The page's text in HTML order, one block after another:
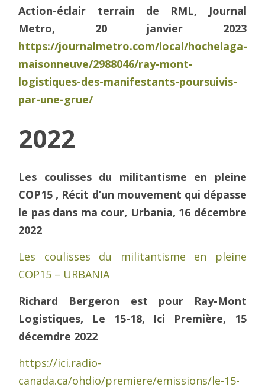
Action-éclair terrain de RML, Journal
Metro, 20 janvier 2023
https://journalmetro.com/local/hochelaga-
maisonneuve/2988046/ray-mont-
logistiques-des-manifestants-poursuivis-
par-une-grue/
2022
Les coulisses du militantisme en pleine
COP15 , Récit d’un mouvement qui dépasse
le pas dans ma cour, Urbania, 16 décembre
2022
Les coulisses du militantisme en pleine
COP15 – URBANIA
Richard Bergeron est pour Ray-Mont
Logistiques, Le 15-18, Ici Première, 15
décemdre 2022
https://ici.radio-
canada.ca/ohdio/premiere/emissions/le-15-